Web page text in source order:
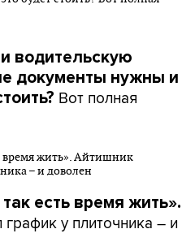
водительскую
документы нужны и
Вот полная
есть время жить».
у плиточника – и